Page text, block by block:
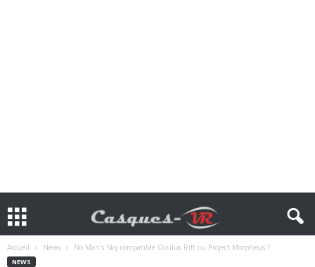
Accueil News No Man’s Sky compatible Oculus Rift ou Project Morpheus ?
NEWS